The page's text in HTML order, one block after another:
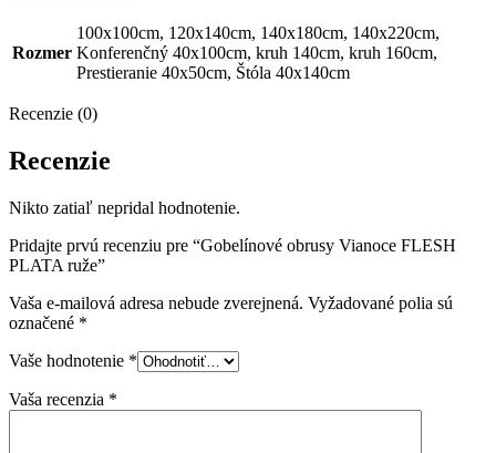
Rozmer
100x100cm, 120x140cm, 140x180cm, 140x220cm,
Konferenčný 40x100cm, kruh 140cm, kruh 160cm,
Prestieranie 40x50cm, Štóla 40x140cm
Recenzie (0)
Recenzie
Nikto zatiaľ nepridal hodnotenie.
Pridajte prvú recenziu pre “Gobelínové obrusy Vianoce FLESH
PLATA ruže”
Vaša e-mailová adresa nebude zverejnená. Vyžadované polia sú
označené *
Vaše hodnotenie *
Vaša recenzia *